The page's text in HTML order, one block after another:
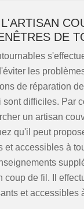
DE
les
de réparation
difficiles. Par
un artisan
qu'il peut
et accessibles à
coup de fil. Il
et accessibles